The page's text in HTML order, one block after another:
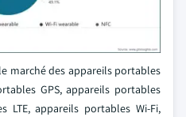
marché des appareils portables
GPS, appareils portables
LTE, appareils portables Wi-Fi,